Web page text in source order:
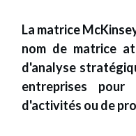
La matrice
nom de matrice
d'analyse
entreprises pour
d'activités ou de